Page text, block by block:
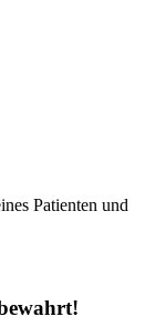
Patienten und